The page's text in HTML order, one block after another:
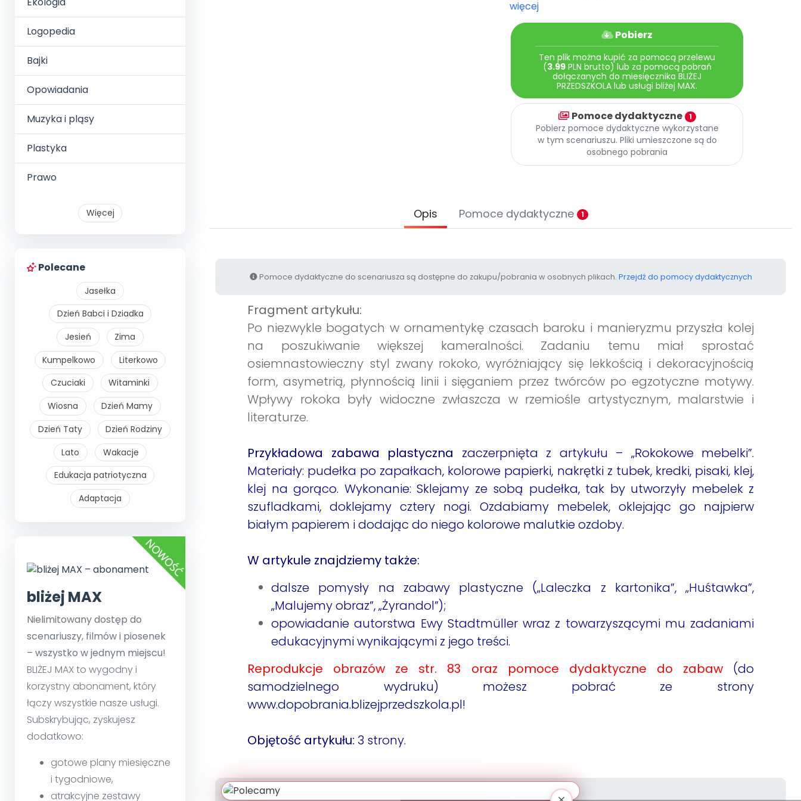
Logopedia
Bajki
Opowiadania
Muzyka i pląsy
Plastyka
Prawo
Więcej
Polecane
Jasełka
Dzień Babci i Dziadka
Jesień
Zima
Kumpelkowo
Literkowo
Czuciaki
Witaminki
Wiosna
Dzień Mamy
Dzień Taty
Dzień Rodziny
Lato
Wakacje
Edukacja patriotyczna
Adaptacja
bliżej MAX
Nielimitowany dostęp do
scenariuszy, filmów i piosenek
– wszystko w jednym miejscu!
BLIŻEJ MAX to wygodny i
korzystny abonament, który
łączy wszystkie nasze usługi.
Subskrybując, zyskujesz
dodatkowo:
gotowe plany miesięczne
i tygodniowe,
atrakcyjne zestawy
więcej
Pobierz
Ten plik można kupić za pomocą przelewu
(3.99PLN brutto) lub za pomocą pobrań
dołączanych do miesięcznika BLIŻEJ
PRZEDSZKOLA lub usługi bliżej MAX.
Pomoce dydaktyczne 1
Pobierz pomoce dydaktyczne wykorzystane
w tym scenariuszu. Pliki umieszczone są do
osobnego pobrania
Opis Pomoce dydaktyczne 1
Pomoce dydaktyczne do scenariusza są dostępne do zakupu/pobrania w osobnych plikach. Przejdź do pomocy dydaktycznych
Fragment artykułu:
Po niezwykle bogatych w ornamentykę czasach baroku i manieryzmu przyszła kolej
na poszukiwanie większej kameralności. Zadaniu temu miał sprostać
osiemnastowieczny styl zwany rokoko, wyróżniający się lekkością i dekoracyjnością
form, asymetrią, płynnością linii i sięganiem przez twórców po egzotyczne motywy.
Wpływy rokoka były widoczne zwłaszcza w rzemiośle artystycznym, malarstwie i
literaturze.
Przykładowa zabawa plastyczna zaczerpnięta z artykułu – „Rokokowe mebelki”.
Materiały: pudełka po zapałkach, kolorowe papierki, nakrętki z tubek, kredki, pisaki, klej,
klej na gorąco. Wykonanie: Sklejamy ze sobą pudełka, tak by utworzyły mebelek z
szufladkami, doklejamy cztery nogi. Ozdabiamy mebelek, oklejając go najpierw
białym papierem i dodając do niego kolorowe malutkie ozdoby.
W artykule znajdziemy także:
dalsze pomysły na zabawy plastyczne („Laleczka z kartonika”, „Huśtawka”,
„Malujemy obraz”, „Żyrandol”);
opowiadanie autorstwa Ewy Stadtmüller wraz z towarzyszącymi mu zadaniami
edukacyjnymi wynikającymi z jego treści.
Reprodukcje obrazów ze str. 83 oraz pomoce dydaktyczne do zabaw(do
samodzielnego wydruku) możesz pobrać ze strony
www.dopobrania.blizejprzedszkola.pl!
Objętość artykułu: 3 strony.